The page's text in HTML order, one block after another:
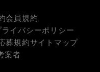
会員規約
ライバシーポリシー
募規約サイトマップ
案者